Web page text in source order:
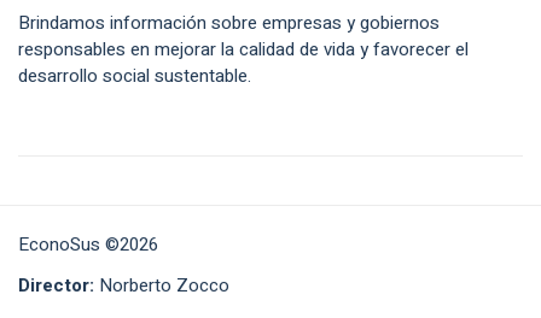
Brindamos información sobre empresas y gobiernos
responsables en mejorar la calidad de vida y favorecer el
desarrollo social sustentable.
EconoSus ©2026
Director: Norberto Zocco